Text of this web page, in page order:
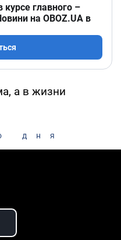
главного –
на OBOZ.UA в
а в жизни
дня
Video